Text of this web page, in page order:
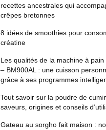
recettes ancestrales qui
crêpes bretonnes
8 idées de smoothies pour
créatine
Les qualités de la machine à pain
– BM900AL : une cuisson
grâce à ses programmes
Tout savoir sur la poudre de
saveurs, origines et conseils
Gateau au sorgho fait maison :